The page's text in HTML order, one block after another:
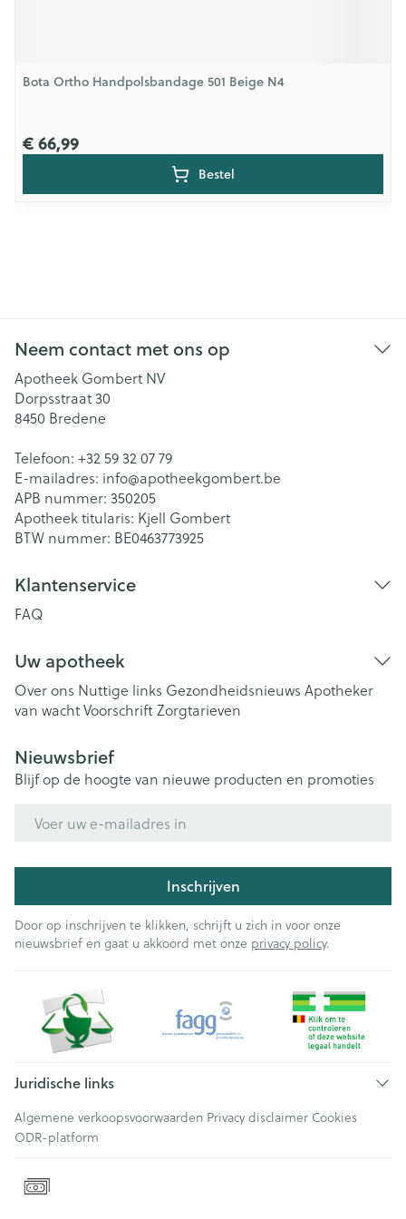
Bota Ortho Handpolsbandage 501 Beige N4
€ 66,99
Bestel
Neem contact met ons op
Apotheek Gombert NV
Dorpsstraat 30
8450 Bredene
Telefoon: +32 59 32 07 79
E-mailadres: info@apotheekgombert.be
APB nummer: 350205
Apotheek titularis: Kjell Gombert
BTW nummer: BE0463773925
Klantenservice
FAQ
Uw apotheek
Over ons Nuttige links Gezondheidsnieuws Apotheker
van wachtVoorschriftZorgtarieven
Nieuwsbrief
Blijf op de hoogte van nieuwe producten en promoties
Inschrijven
Door op inschrijven te klikken, schrijft u zich in voor onze
nieuwsbrief en gaat u akkoord met onze privacy policy.
Juridische links
Algemene verkoopsvoorwaarden Privacy disclaimer Cookies
ODR-platform